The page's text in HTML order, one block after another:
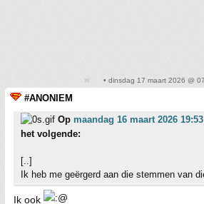
• dinsdag 17 maart 2026 @
#ANONIEM
Op maandag 16 maart 2026 19:53
het volgende:
[..]
Ik heb me geërgerd aan die stemmen van
Ik ook